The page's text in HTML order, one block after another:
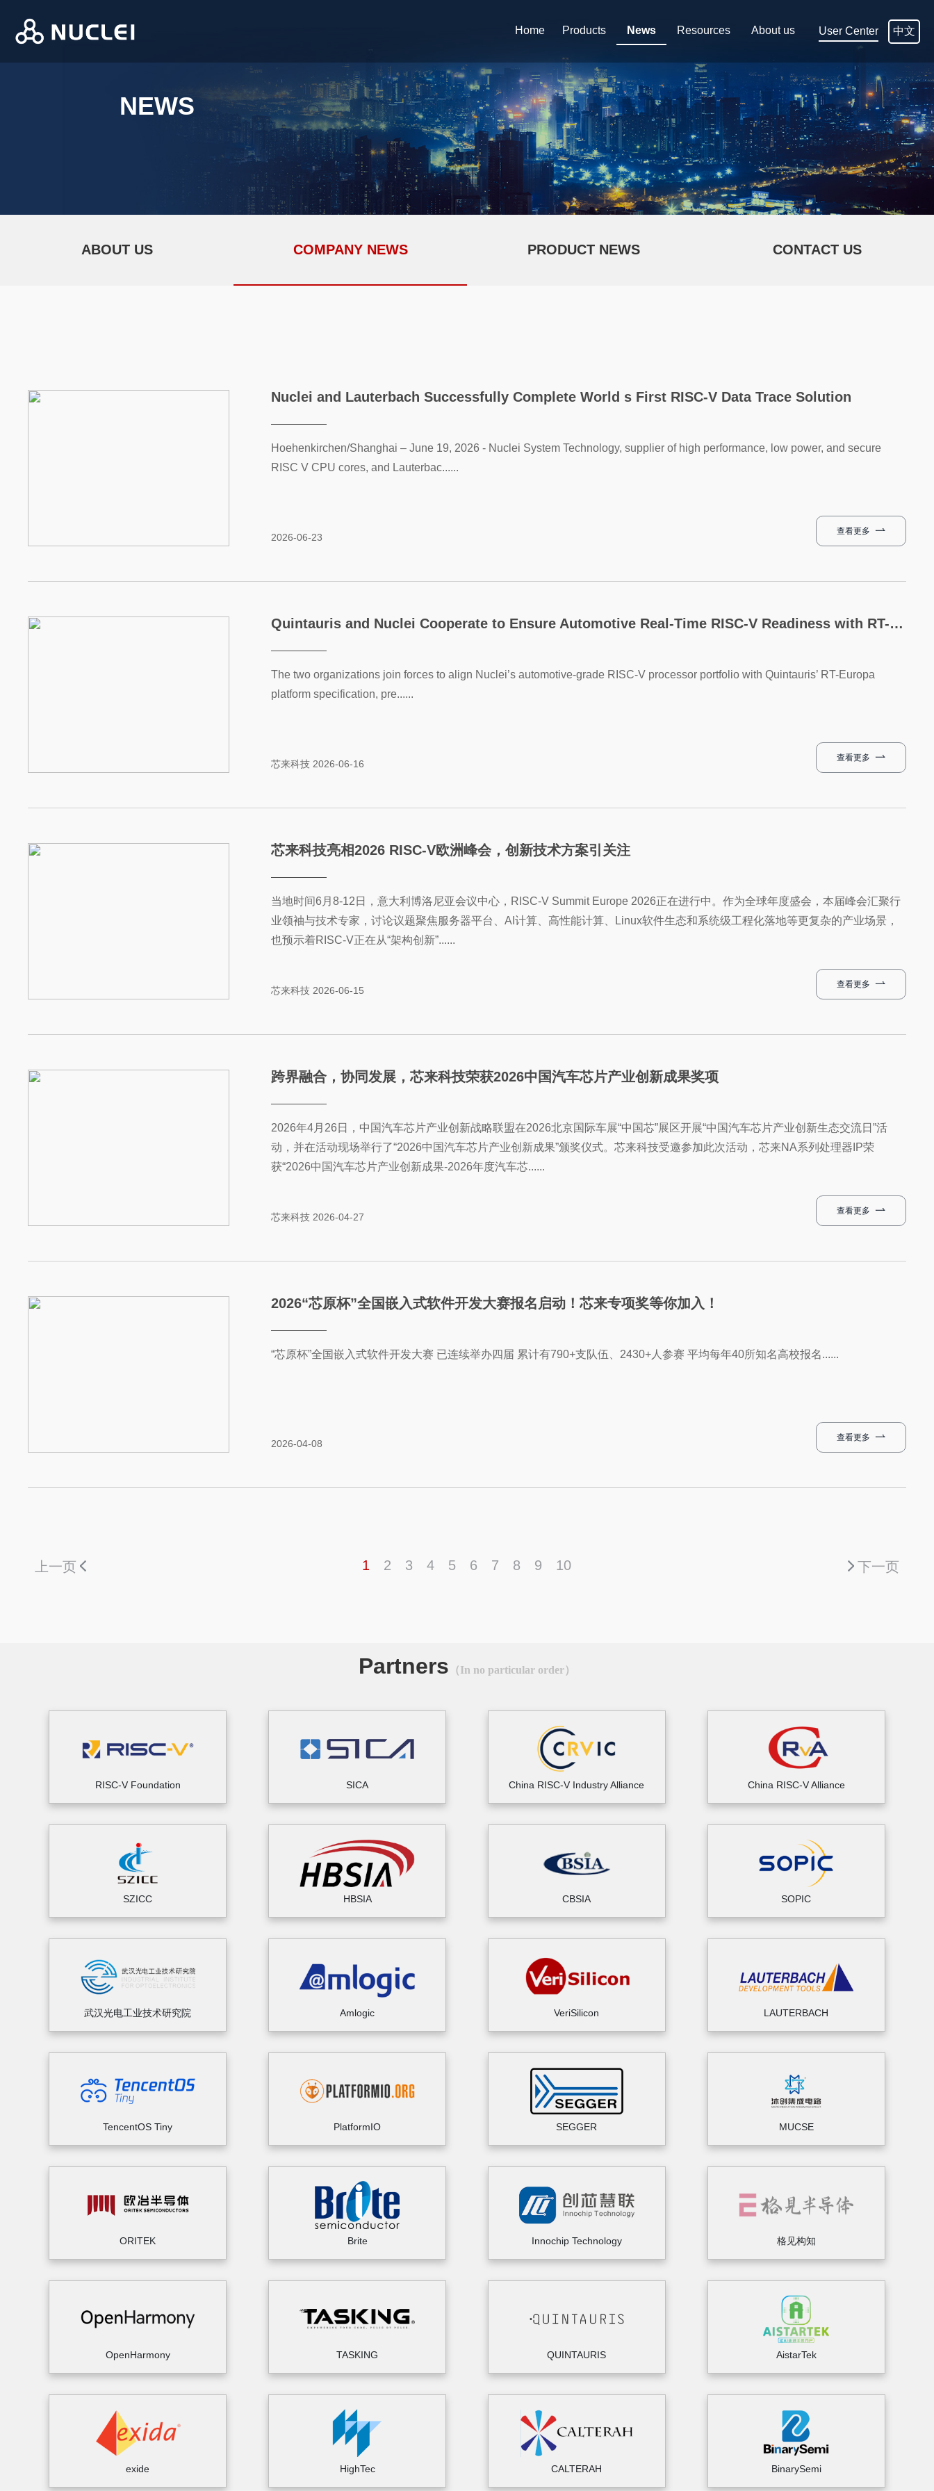
Home Products News Resources About us User Center 中文
NEWS
ABOUT US COMPANY NEWS PRODUCT NEWS CONTACT US
Nuclei and Lauterbach Successfully Complete World s First RISC-V Data Trace Solution
Hoehenkirchen/Shanghai – June 19, 2026 - Nuclei System Technology, supplier of high performance, low power, and secure
RISC V CPU cores, and Lauterbac......
2026-06-23
查看更多
Quintauris and Nuclei Cooperate to Ensure Automotive Real-Time RISC-V Readiness with RT-Europa
The two organizations join forces to align Nuclei’s automotive-grade RISC-V processor portfolio with Quintauris’ RT-Europa
platform specification, pre......
芯来科技 2026-06-16
查看更多
芯来科技亮相2026 RISC-V欧洲峰会，创新技术方案引关注
当地时间6月8-12日，意大利博洛尼亚会议中心，RISC-V Summit Europe 2026正在进行中。作为全球年度盛会，本届峰会汇聚行
业领袖与技术专家，讨论议题聚焦服务器平台、AI计算、高性能计算、Linux软件生态和系统级工程化落地等更复杂的产业场景，
也预示着RISC-V正在从“架构创新”......
芯来科技 2026-06-15
查看更多
跨界融合，协同发展，芯来科技荣获2026中国汽车芯片产业创新成果奖项
2026年4月26日，中国汽车芯片产业创新战略联盟在2026北京国际车展“中国芯”展区开展“中国汽车芯片产业创新生态交流日”活
动，并在活动现场举行了“2026中国汽车芯片产业创新成果”颁奖仪式。芯来科技受邀参加此次活动，芯来NA系列处理器IP荣
获“2026中国汽车芯片产业创新成果-2026年度汽车芯......
芯来科技 2026-04-27
查看更多
2026“芯原杯”全国嵌入式软件开发大赛报名启动！芯来专项奖等你加入！
“芯原杯”全国嵌入式软件开发大赛 已连续举办四届 累计有790+支队伍、2430+人参赛 平均每年40所知名高校报名......
2026-04-08
查看更多
上一页 1 2 3 4 5 6 7 8 9 10 下一页
Partners （In no particular order）
RISC-V Foundation SICA China RISC-V Industry Alliance China RISC-V Alliance
SZICC HBSIA CBSIA SOPIC
武汉光电工业技术研究院 Amlogic VeriSilicon LAUTERBACH
TencentOS Tiny PlatformIO SEGGER MUCSE
ORITEK Brite Innochip Technology 格见构知
OpenHarmony TASKING QUINTAURIS AistarTek
exide HighTec CALTERAH BinarySemi